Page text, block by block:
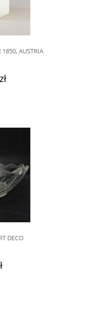
1850, AUSTRIA
DECO